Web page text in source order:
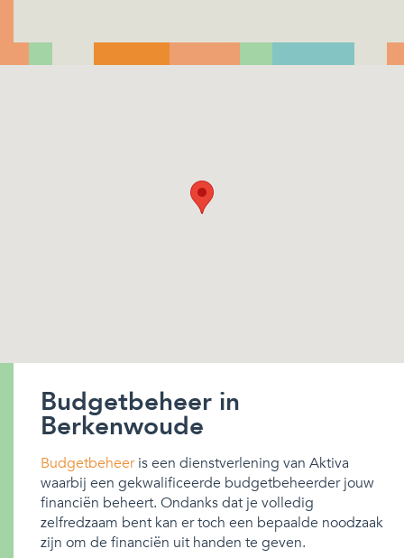
Budgetbeheer in
Berkenwoude
Budgetbeheeris een dienstverlening van Aktiva
waarbij een gekwalificeerde budgetbeheerder jouw
financiën beheert. Ondanks dat je volledig
zelfredzaam bent kan er toch een bepaalde noodzaak
zijn om de financiën uit handen te geven.